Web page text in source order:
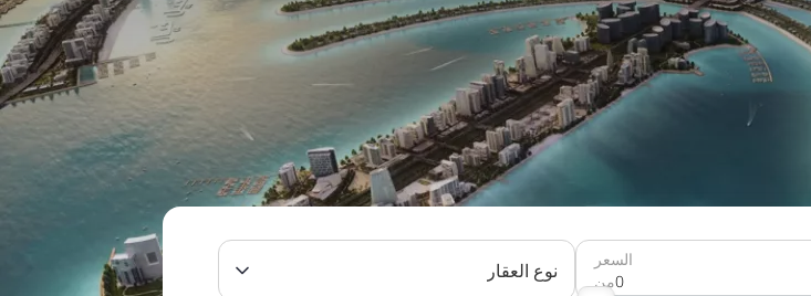
السعر
من0 نوع العقار